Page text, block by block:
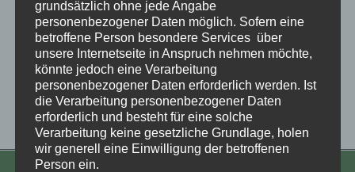
grundsätzlich ohne jede Angabe
personenbezogener Daten möglich. Sofern eine
betroffene Person besondere Services über
unsere Internetseite in Anspruch nehmen möchte,
könnte jedoch eine Verarbeitung
personenbezogener Daten erforderlich werden. Ist
die Verarbeitung personenbezogener Daten
erforderlich und besteht für eine solche
Verarbeitung keine gesetzliche Grundlage, holen
wir generell eine Einwilligung der betroffenen
Person ein.